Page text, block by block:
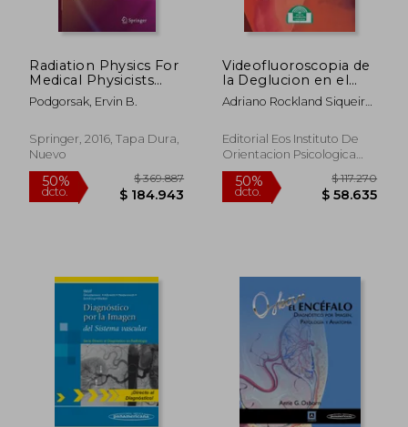
Radiation Physics For
Medical Physicists
(graduate Texts In
Physics) (en Inglés)
Podgorsak, Ervin B.
Springer, 2016, Tapa Dura,
Nuevo
Videofluoroscopia de
la Deglucion en el
Diagnostico
Funcional de la
Adriano Rockland Siqueira
Editorial Eos Instituto De
Orientacion Psicologica
Asociados, 2016, 1 Edición,
Tapa Blanda, Nuevo